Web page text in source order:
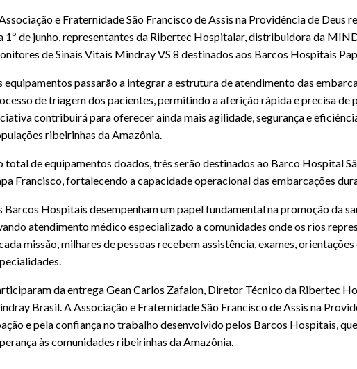
e Fraternidade São Francisco de Assis na Providência de Deus
1º de junho, representantes da Ribertec Hospitalar, distribuidora da
de Sinais Vitais Mindray VS 8 destinados aos Barcos Hospitais
equipamentos passarão a integrar a estrutura de atendimento das
de triagem dos pacientes, permitindo a aferição rápida e precisa de
contribuirá para oferecer ainda mais agilidade, segurança e
ribeirinhas da Amazônia.
total de equipamentos doados, três serão destinados ao Barco Hospital
Francisco, fortalecendo a capacidade operacional das embarcações
Barcos Hospitais desempenham um papel fundamental na promoção da
atendimento médico especializado a comunidades onde os rios
missão, milhares de pessoas recebem assistência, exames,
da entrega Gean Carlos Zafalon, Diretor Técnico da Ribertec
Brasil. A Associação e Fraternidade São Francisco de Assis na
e pela confiança no trabalho desenvolvido pelos Barcos Hospitais,
às comunidades ribeirinhas da Amazônia.